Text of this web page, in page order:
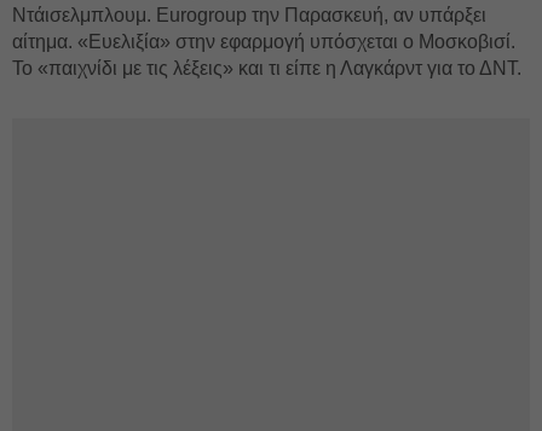
Ντάισελμπλουμ. Eurogroup την Παρασκευή, αν υπάρξει
αίτημα. «Ευελιξία» στην εφαρμογή υπόσχεται ο Μοσκοβισί.
Το «παιχνίδι με τις λέξεις» και τι είπε η Λαγκάρντ για το ΔΝΤ.